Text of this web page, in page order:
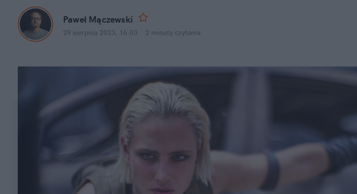
Paweł Mączewski
29 sierpnia 2023, 16:03 2 minuty czytania